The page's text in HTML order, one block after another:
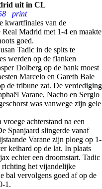
uit in CL
print
kwartfinales van de
Madrid met 1-4 en maakte
goed.
Tadic in de spits te
werden op de flanken
Dolberg op de bank moest
Marcelo en Gareth Bale
de tribune zat. De verdediging
Varane, Nacho en Sergio
was vanwege zijn gele
achterstand na een
Spanjaard slingerde vanaf
Varane zijn ploeg op 1-
keihard op de lat. In plaats
echter een droomstart. Tadic
richting het vijandelijke
bal vervolgens goed af op de
1.